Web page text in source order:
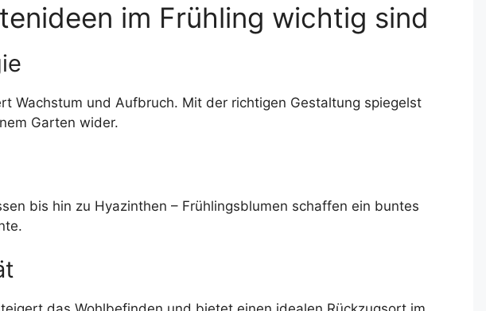
im Frühling wichtig sind
Wachstum und Aufbruch. Mit der richtigen Gestaltung spiegelst
Garten wider.
bis hin zu Hyazinthen – Frühlingsblumen schaffen ein buntes